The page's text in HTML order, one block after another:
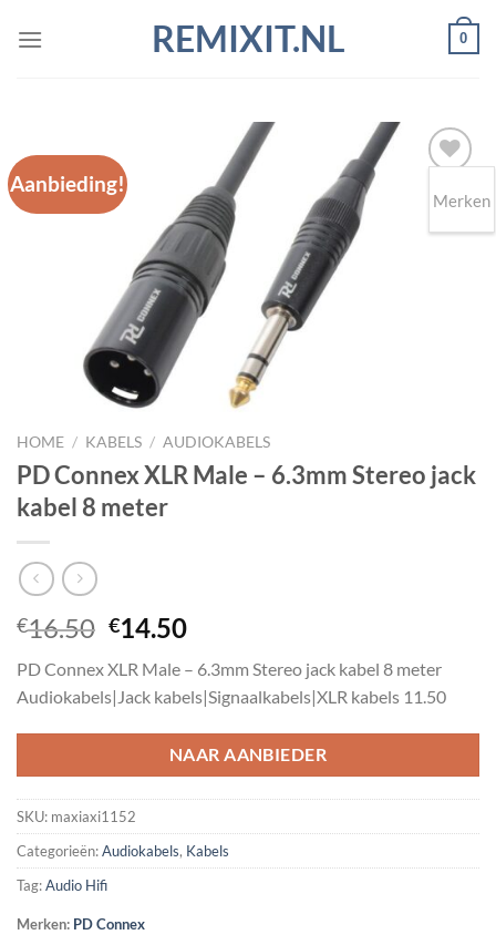
naar
REMIXIT.NL 0
Aanbieding!
Toevoegen
HOME / KABELS / AUDIOKABELS
PD Connex XLR Male – 6.3mm Stereo jack
kabel 8 meter
€16.50 Oorspronkelijke
was:
€16.50.
€14.50Huidige
is:
€14.50.
PD Connex XLR Male – 6.3mm Stereo jack kabel 8 meter
Audiokabels|Jack kabels|Signaalkabels|XLR kabels 11.50
NAAR AANBIEDER
SKU: maxiaxi1152
Categorieën:Audiokabels, Kabels
Tag:Audio Hifi
Merken: PD Connex
Merken